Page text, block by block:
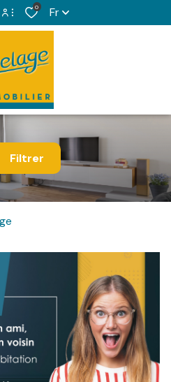
Espace propriétaire
0 Fr
Filtrer